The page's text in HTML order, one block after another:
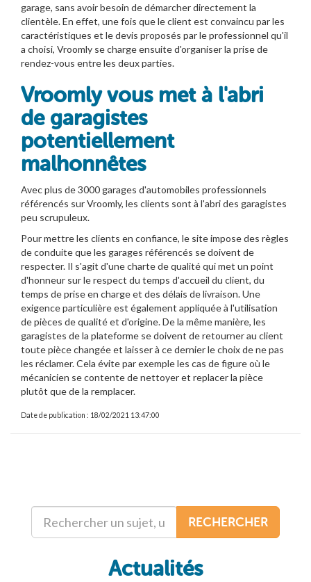
garage, sans avoir besoin de démarcher directement la
clientèle. En effet, une fois que le client est convaincu par les
caractéristiques et le devis proposés par le professionnel qu'il
a choisi, Vroomly se charge ensuite d'organiser la prise de
rendez-vous entre les deux parties.
Vroomly vous met à l'abri
de garagistes
potentiellement
malhonnêtes
Avec plus de 3000 garages d'automobiles professionnels
référencés sur Vroomly, les clients sont à l'abri des garagistes
peu scrupuleux.
Pour mettre les clients en confiance, le site impose des règles
de conduite que les garages référencés se doivent de
respecter. Il s'agit d'une charte de qualité qui met un point
d'honneur sur le respect du temps d'accueil du client, du
temps de prise en charge et des délais de livraison. Une
exigence particulière est également appliquée à l'utilisation
de pièces de qualité et d'origine. De la même manière, les
garagistes de la plateforme se doivent de retourner au client
toute pièce changée et laisser à ce dernier le choix de ne pas
les réclamer. Cela évite par exemple les cas de figure où le
mécanicien se contente de nettoyer et replacer la pièce
plutôt que de la remplacer.
Date de publication : 18/02/2021 13:47:00
RECHERCHER
Actualités